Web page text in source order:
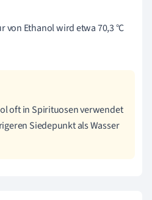
von Ethanol wird etwa 70,3 °C
oft in Spirituosen verwendet
Siedepunkt als Wasser